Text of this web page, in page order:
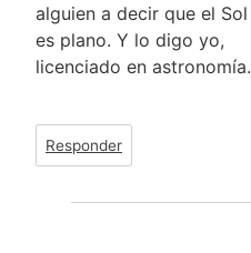
alguien a decir que el Sol
es plano. Y lo digo yo,
licenciado en astronomía.
Responder